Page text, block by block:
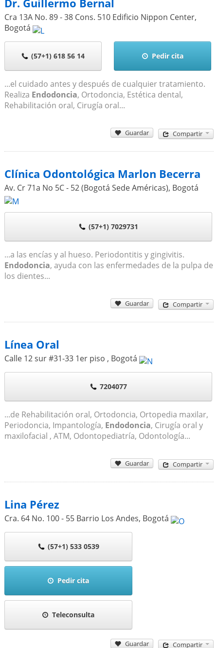
Dr. Guillermo Bernal
Cra 13A No. 89 - 38 Cons. 510 Edificio Nippon Center,
Bogotá
(57+1) 618 56 14 Pedir cita
...el cuidado antes y después de cualquier tratamiento.
Realiza Endodoncia, Ortodoncia, Estética dental,
Rehabilitación oral, Cirugía oral...
Guardar Compartir
Clínica Odontológica Marlon Becerra
Av. Cr 71a No 5C - 52 (Bogotá Sede Américas), Bogotá
(57+1) 7029731
...a las encías y al hueso. Periodontitis y gingivitis.
Endodoncia, ayuda con las enfermedades de la pulpa de
los dientes...
Guardar Compartir
Línea Oral
Calle 12 sur #31-33 1er piso , Bogotá
7204077
...de Rehabilitación oral, Ortodoncia, Ortopedia maxilar,
Periodoncia, Impantología, Endodoncia, Cirugía oral y
maxilofacial , ATM, Odontopediatría, Odontología...
Guardar Compartir
Lina Pérez
Cra. 64 No. 100 - 55 Barrio Los Andes, Bogotá
(57+1) 533 0539
Pedir cita
Teleconsulta
Guardar Compartir